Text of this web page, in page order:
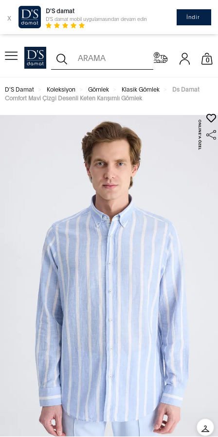
x
D'S damat
D'S damat mobil uygulamasından devam edin İndir
0
D'S Damat Koleksiyon Gömlek Klasik Gömlek
Ds Damat
Comfort Mavi Çizgi Desenli Keten Karışımlı Gömlek